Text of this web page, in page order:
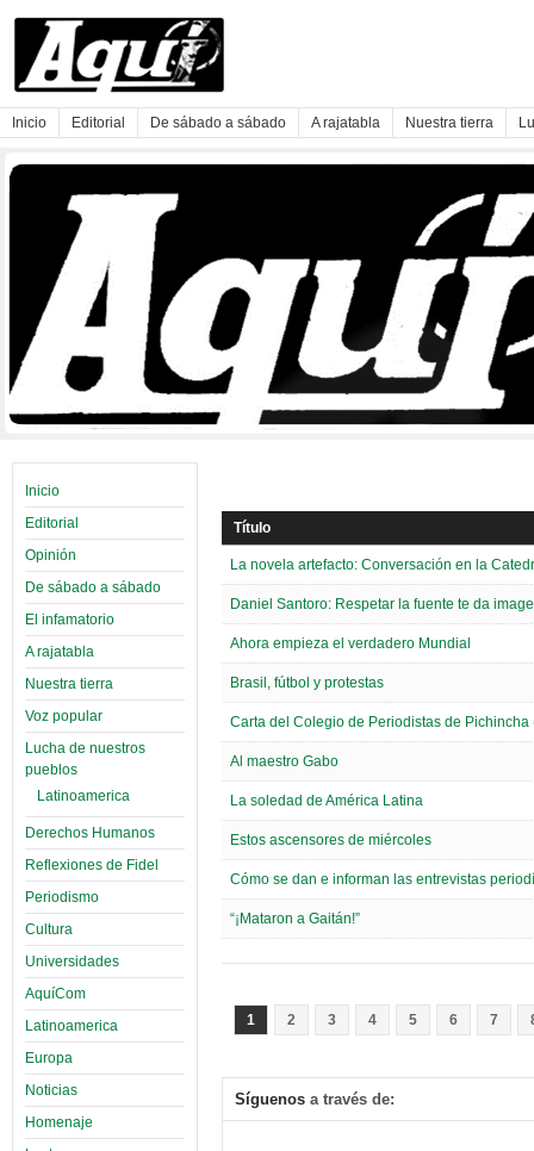
Inicio Editorial De sábado a sábado A rajatabla Nuestra tierra
Inicio
Editorial
Opinión
De sábado a sábado
El infamatorio
A rajatabla
Nuestra tierra
Voz popular
Lucha de nuestros
pueblos
Latinoamerica
Derechos Humanos
Reflexiones de Fidel
Periodismo
Cultura
Universidades
AquíCom
Latinoamerica
Europa
Noticias
Homenaje
Título
La novela artefacto: Conversación en la
Daniel Santoro: Respetar la fuente te da
Ahora empieza el verdadero Mundial
Brasil, fútbol y protestas
Carta del Colegio de Periodistas de
Al maestro Gabo
La soledad de América Latina
Estos ascensores de miércoles
Cómo se dan e informan las entrevistas
“¡Mataron a Gaitán!”
1 2 3 4 5 6 7
Síguenos a través de: